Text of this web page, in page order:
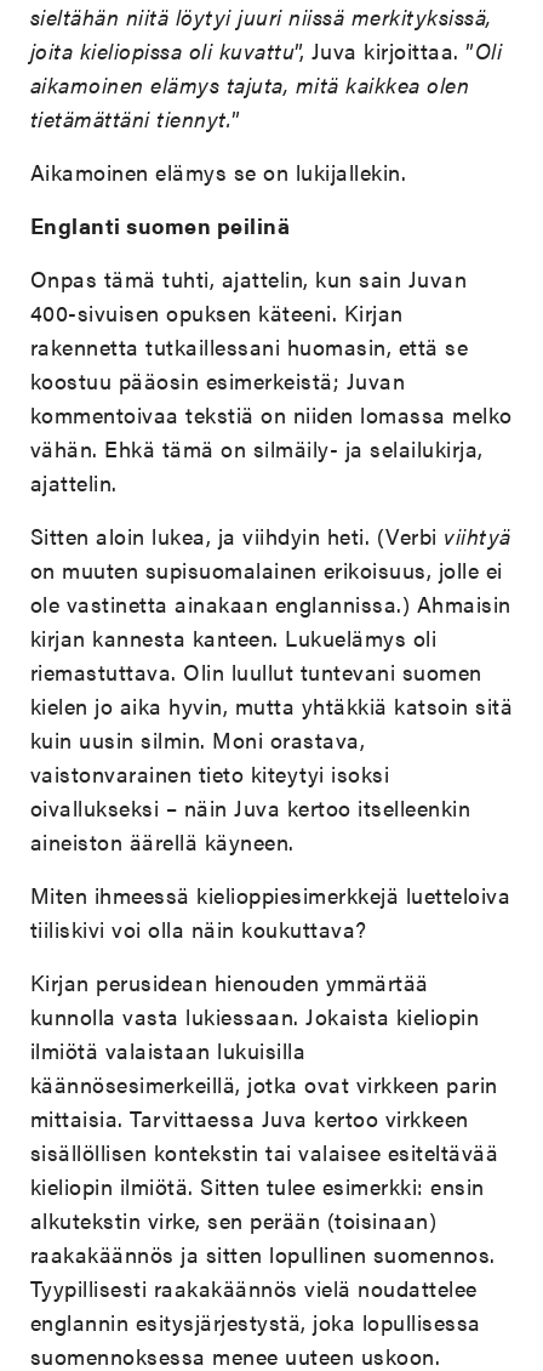
sieltähän niitä löytyi juuri niissä merkityksissä,
joita kieliopissa oli kuvattu”, Juva kirjoittaa. ”Oli
aikamoinen elämys tajuta, mitä kaikkea olen
tietämättäni tiennyt.”
Aikamoinen elämys se on lukijallekin.
Englanti suomen peilinä
Onpas tämä tuhti, ajattelin, kun sain Juvan
400-sivuisen opuksen käteeni. Kirjan
rakennetta tutkaillessani huomasin, että se
koostuu pääosin esimerkeistä; Juvan
kommentoivaa tekstiä on niiden lomassa melko
vähän. Ehkä tämä on silmäily- ja selailukirja,
ajattelin.
Sitten aloin lukea, ja viihdyin heti. (Verbi viihtyä
on muuten supisuomalainen erikoisuus, jolle ei
ole vastinetta ainakaan englannissa.) Ahmaisin
kirjan kannesta kanteen. Lukuelämys oli
riemastuttava. Olin luullut tuntevani suomen
kielen jo aika hyvin, mutta yhtäkkiä katsoin sitä
kuin uusin silmin. Moni orastava,
vaistonvarainen tieto kiteytyi isoksi
oivallukseksi – näin Juva kertoo itselleenkin
aineiston äärellä käyneen.
Miten ihmeessä kielioppiesimerkkejä luetteloiva
tiiliskivi voi olla näin koukuttava?
Kirjan perusidean hienouden ymmärtää
kunnolla vasta lukiessaan. Jokaista kieliopin
ilmiötä valaistaan lukuisilla
käännösesimerkeillä, jotka ovat virkkeen parin
mittaisia. Tarvittaessa Juva kertoo virkkeen
sisällöllisen kontekstin tai valaisee esiteltävää
kieliopin ilmiötä. Sitten tulee esimerkki: ensin
alkutekstin virke, sen perään (toisinaan)
raakakäännös ja sitten lopullinen suomennos.
Tyypillisesti raakakäännös vielä noudattelee
englannin esitysjärjestystä, joka lopullisessa
suomennoksessa menee uuteen uskoon.